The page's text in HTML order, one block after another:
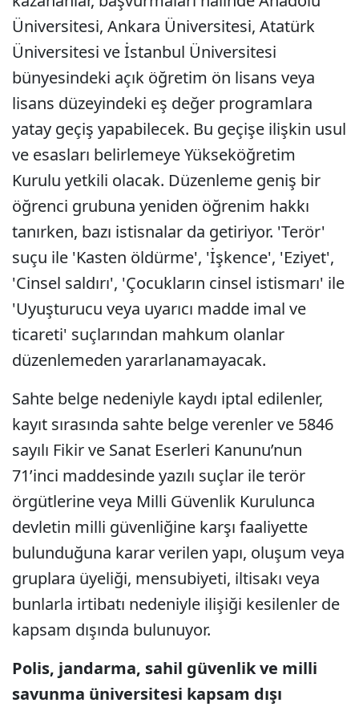
Üniversitesi, Ankara Üniversitesi, Atatürk
Üniversitesi ve İstanbul Üniversitesi
bünyesindeki açık öğretim ön lisans veya
lisans düzeyindeki eş değer programlara
yatay geçiş yapabilecek. Bu geçişe ilişkin usul
ve esasları belirlemeye Yükseköğretim
Kurulu yetkili olacak. Düzenleme geniş bir
öğrenci grubuna yeniden öğrenim hakkı
tanırken, bazı istisnalar da getiriyor. 'Terör'
suçu ile 'Kasten öldürme', 'İşkence', 'Eziyet',
'Cinsel saldırı', 'Çocukların cinsel istismarı' ile
'Uyuşturucu veya uyarıcı madde imal ve
ticareti' suçlarından mahkum olanlar
düzenlemeden yararlanamayacak.
Sahte belge nedeniyle kaydı iptal edilenler,
kayıt sırasında sahte belge verenler ve 5846
sayılı Fikir ve Sanat Eserleri Kanunu’nun
71’inci maddesinde yazılı suçlar ile terör
örgütlerine veya Milli Güvenlik Kurulunca
devletin milli güvenliğine karşı faaliyette
bulunduğuna karar verilen yapı, oluşum veya
gruplara üyeliği, mensubiyeti, iltisakı veya
bunlarla irtibatı nedeniyle ilişiği kesilenler de
kapsam dışında bulunuyor.
Polis, jandarma, sahil güvenlik ve milli
savunma üniversitesi kapsam dışı